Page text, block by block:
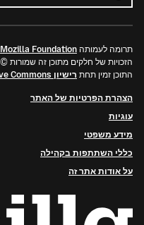
תרומה לעמותה Mozilla Foundation
התוכן זמין תחת רישיון Creative Commons
הצהרת הפרטיות של האתר
עוגיות
מידע משפטי
כללי השתתפות בקהילה
על אודות אתר זה